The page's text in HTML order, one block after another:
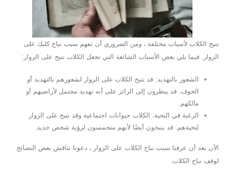
تنبح الكلاب لأسباب مختلفة ، ومن الضروري أن تفهم سبب نباح كلبك على
الزوار. فيما يلي بعض الأسباب الشائعة التي تجعل الكلاب تنبح على الزوار:
الشعور بالتهديد: قد تنبح الكلاب على الزوار لشعورهم بالتهديد أو
الخوف. قد ينظرون إلى الزائر على أنه تهديد محتمل لأراضيهم أو
مالكهم.
الرغبة في التحية: الكلاب حيوانات اجتماعية وقد تنبح على الزوار
لتحيةهم. قد ينبحون أيضًا لأنهم متحمسون لرؤية شخص جديد.
الآن بعد أن عرفنا سبب نباح الكلاب على الزوار ، دعونا نناقش بعض النصائح
لوقف نباح الكلاب.